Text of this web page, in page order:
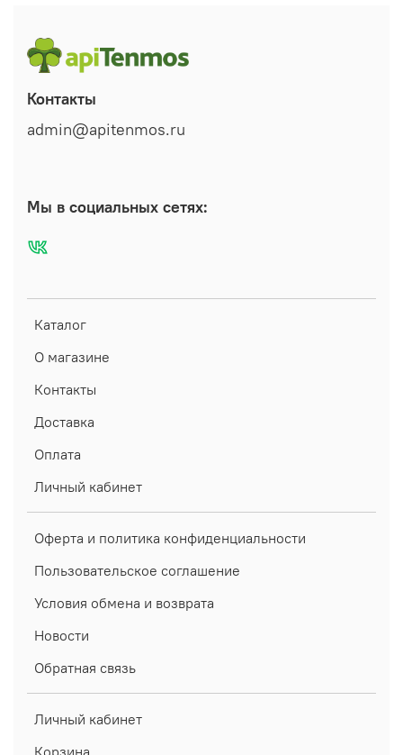
Каталог
О магазине
Контакты
Доставка
Оплата
Личный кабинет
Оферта и политика конфиденциальности
Пользовательское соглашение
Условия обмена и возврата
Новости
Обратная связь
Личный кабинет
Корзина
Контакты
admin@apitenmos.ru
Мы в социальных сетях: